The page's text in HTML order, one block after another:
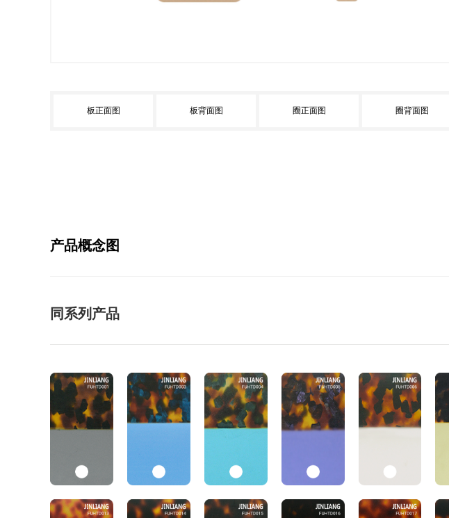
板正面图 板背面图 圈正面图 圈背面图
产品概念图
同系列产品